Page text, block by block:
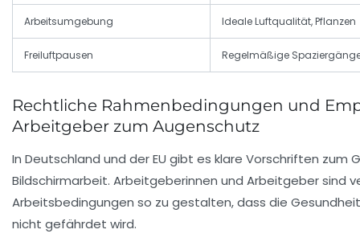
Arbeitsumgebung Ideale Luftqualität, Pflanzen
Freiluftpausen Regelmäßige
Rechtliche Rahmenbedingungen und
Arbeitgeber zum Augenschutz
In Deutschland und der EU gibt es klare Vorschriften zum
Bildschirmarbeit. Arbeitgeberinnen und Arbeitgeber sind
Arbeitsbedingungen so zu gestalten, dass die
nicht gefährdet wird.